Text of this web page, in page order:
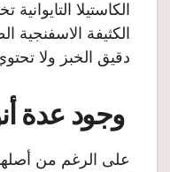
الكاستيلا
الكثيفة الاسفنجية
دقيق الخبز ولا
وجود عدة
على الرغم من